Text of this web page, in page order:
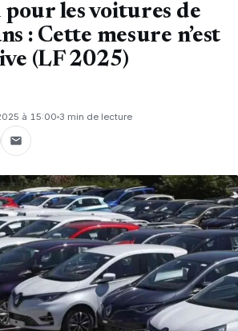
les voitures de
: Cette mesure n’est
(LF 2025)
à 15:00 3 min de lecture